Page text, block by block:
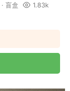
· 盲盒
1.83k